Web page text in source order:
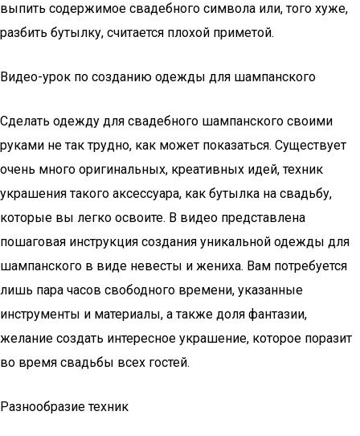
выпить содержимое свадебного символа или, того хуже,
разбить бутылку, считается плохой приметой.
Видео-урок по созданию одежды для шампанского
Сделать одежду для свадебного шампанского своими
руками не так трудно, как может показаться. Существует
очень много оригинальных, креативных идей, техник
украшения такого аксессуара, как бутылка на свадьбу,
которые вы легко освоите. В видео представлена
пошаговая инструкция создания уникальной одежды для
шампанского в виде невесты и жениха. Вам потребуется
лишь пара часов свободного времени, указанные
инструменты и материалы, а также доля фантазии,
желание создать интересное украшение, которое поразит
во время свадьбы всех гостей.
Разнообразие техник